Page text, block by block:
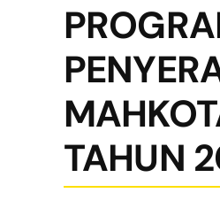
TAHUN